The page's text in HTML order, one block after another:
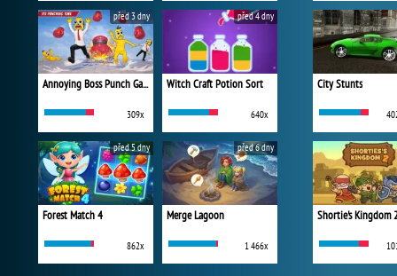
Annoying Boss Punch Game
309x
před 3 dny
Witch Craft Potion Sort
640x
před 4 dny
Forest Match 4
862x
před 5 dny
Merge Lagoon
1 466x
před 6 dny
City Stunts
Shortie's Kingdom